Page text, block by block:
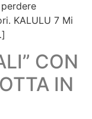
KALULU 7 Mi
CON
IN